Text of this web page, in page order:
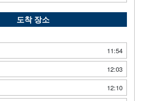
도착 장소
11:54
12:03
12:10